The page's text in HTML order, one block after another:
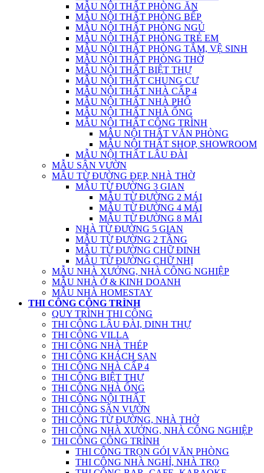
MẪU NỘI THẤT PHÒNG ĂN
MẪU NỘI THẤT PHÒNG BẾP
MẪU NỘI THẤT PHÒNG NGỦ
MẪU NỘI THẤT PHÒNG TRẺ EM
MẪU NỘI THẤT PHÒNG TẮM, VỆ SINH
MẪU NỘI THẤT PHÒNG THỜ
MẪU NỘI THẤT BIỆT THỰ
MẪU NỘI THẤT CHUNG CƯ
MẪU NỘI THẤT NHÀ CẤP 4
MẪU NỘI THẤT NHÀ PHỐ
MẪU NỘI THẤT NHÀ ỐNG
MẪU NỘI THẤT CÔNG TRÌNH
MẪU NỘI THẤT VĂN PHÒNG
MẪU NỘI THẤT SHOP, SHOWROOM
MẪU NỘI THẤT LÂU ĐÀI
MẪU SÂN VƯỜN
MẪU TỪ ĐƯỜNG ĐẸP, NHÀ THỜ
MẪU TỪ ĐƯỜNG 3 GIAN
MẪU TỪ ĐƯỜNG 2 MÁI
MẪU TỪ ĐƯỜNG 4 MÁI
MẪU TỪ ĐƯỜNG 8 MÁI
NHÀ TỪ ĐƯỜNG 5 GIAN
MẪU TỪ ĐƯỜNG 2 TẦNG
MẪU TỪ ĐƯỜNG CHỮ ĐINH
MẪU TỪ ĐƯỜNG CHỮ NHỊ
MẪU NHÀ XƯỞNG, NHÀ CÔNG NGHIỆP
MẪU NHÀ Ở & KINH DOANH
MẪU NHÀ HOMESTAY
THI CÔNG CÔNG TRÌNH
QUY TRÌNH THI CÔNG
THI CÔNG LÂU ĐÀI, DINH THỰ
THI CÔNG VILLA
THI CÔNG NHÀ THÉP
THI CÔNG KHÁCH SẠN
THI CÔNG NHÀ CẤP 4
THI CÔNG BIỆT THỰ
THI CÔNG NHÀ ỐNG
THI CÔNG NỘI THẤT
THI CÔNG SÂN VƯỜN
THI CÔNG TỪ ĐƯỜNG, NHÀ THỜ
THI CÔNG NHÀ XƯỞNG, NHÀ CÔNG NGHIỆP
THI CÔNG CÔNG TRÌNH
THI CÔNG TRỌN GÓI VĂN PHÒNG
THI CÔNG NHÀ NGHỈ, NHÀ TRỌ